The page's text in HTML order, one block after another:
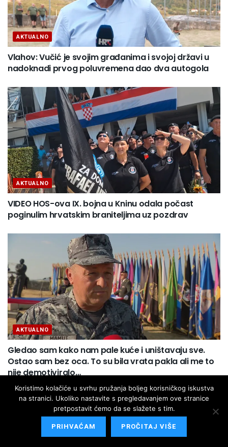
AKTUALNO
Vlahov: Vučić je svojim građanima i svojoj državi u
nadoknadi prvog poluvremena dao dva autogola
AKTUALNO
VIDEO HOS-ova IX. bojna u Kninu odala počast
poginulim hrvatskim braniteljima uz pozdrav
AKTUALNO
Gledao sam kako nam pale kuće i uništavaju sve.
Ostao sam bez oca. To su bila vrata pakla ali me to
nije demotiviralo…
Koristimo kolačiće u svrhu pružanja boljeg korisničkog iskustva
na stranici. Ukoliko nastavite s pregledavanjem ove stranice
pretpostavit ćemo da se slažete s tim.
PRIHVAĆAM PROČITAJ VIŠE